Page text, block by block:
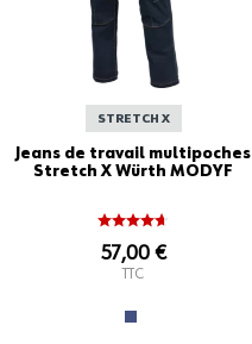
STRETCH X
Jeans de travail multipoches
Stretch X Würth MODYF
57,00 €
TTC